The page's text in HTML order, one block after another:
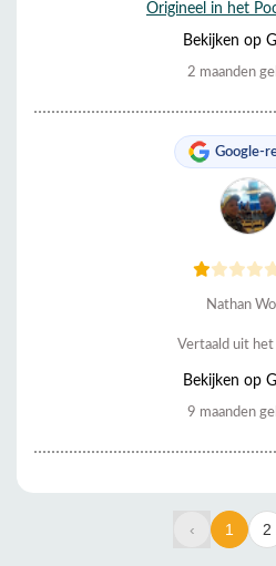
Origineel in het
Bekijken op
2 maanden
Google-
Nathan
Vertaald uit het
Bekijken op
9 maanden
‹ 1 2